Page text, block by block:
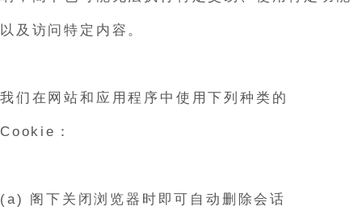
以及访问特定内容。
我们在网站和应用程序中使用下列种类的
Cookie：
(a) 阁下关闭浏览器时即可自动删除会话